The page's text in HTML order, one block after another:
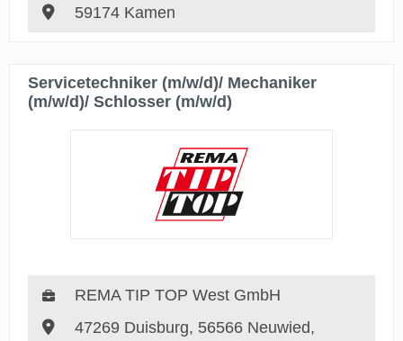
59174 Kamen
Servicetechniker (m/w/d)/ Mechaniker
(m/w/d)/ Schlosser (m/w/d)
REMA TIP TOP West GmbH
47269 Duisburg, 56566 Neuwied,